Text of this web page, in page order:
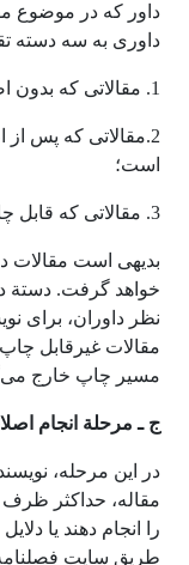
داور که در موضوع
داوری به سه دسته
1. مقالاتی که بدون اصلاح قابل چاپ است؛
2.مقالاتی که پس
است؛
3. مقالاتی که قابل چاپ نیست.
بدیهی است مقالات
خواهد گرفت. دستة
نظر داوران، برای
مقالات غیرقابل
مسیر چاپ خارج
ج ـ مرحلة انجام
در این مرحله،
را انجام دهند یا
طریق سایت فصلنامه